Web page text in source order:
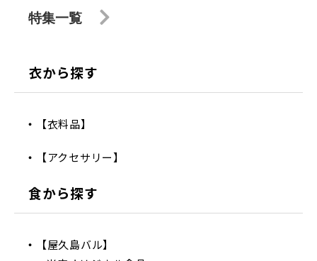
特集一覧
衣から探す
【衣料品】
【アクセサリー】
食から探す
【屋久島バル】